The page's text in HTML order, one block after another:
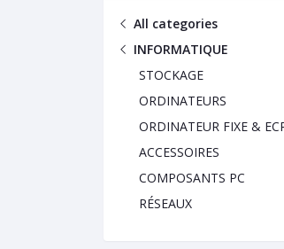
All categories
INFORMATIQUE
STOCKAGE
ORDINATEURS
ORDINATEUR FIXE &
ACCESSOIRES
COMPOSANTS PC
RÉSEAUX